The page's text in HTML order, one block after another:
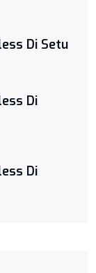
Di Setu
Di
Di